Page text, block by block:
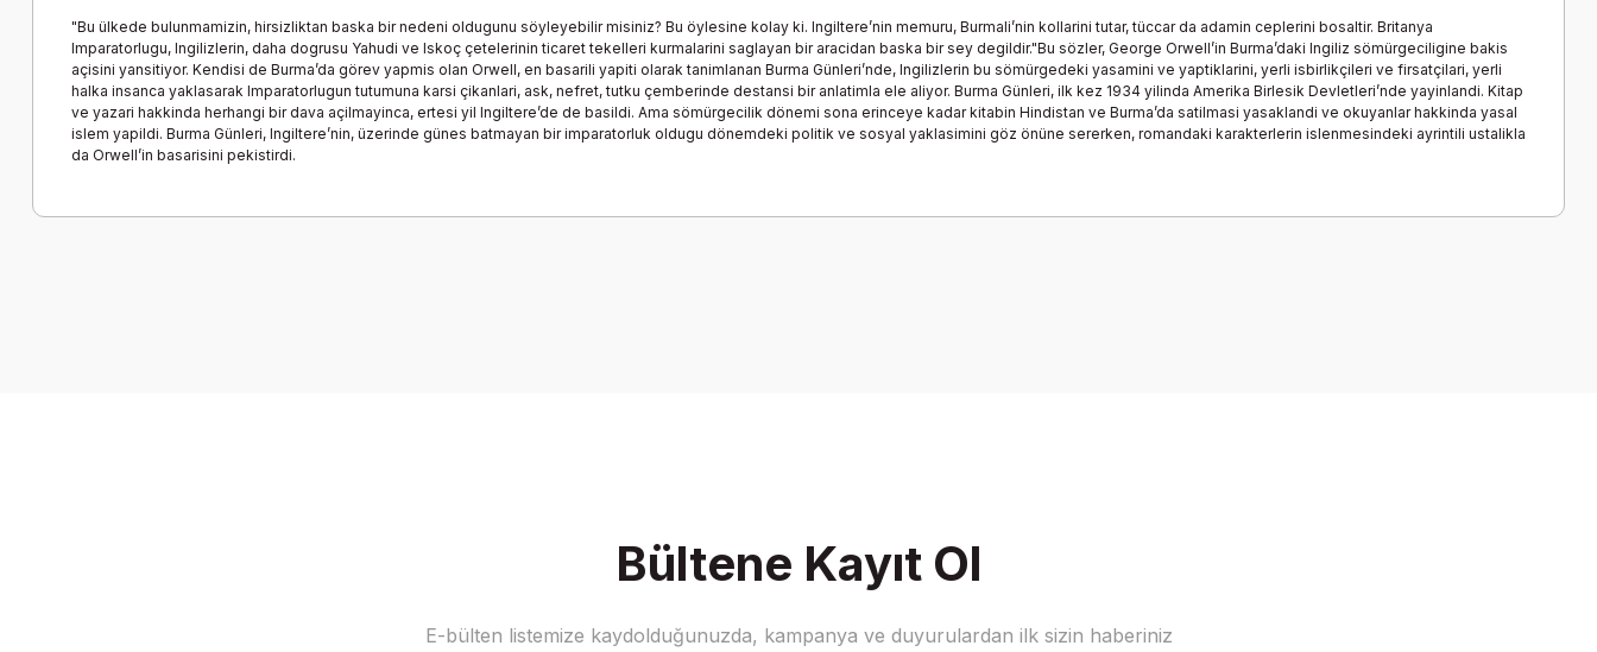
"Bu ülkede bulunmamizin, hirsizliktan baska bir nedeni oldugunu söyleyebilir misiniz? Bu öylesine kolay ki. Ingiltere’nin memuru, Burmali’nin kollarini tutar, tüccar da adamin ceplerini bosaltir. Britanya
Imparatorlugu, Ingilizlerin, daha dogrusu Yahudi ve Iskoç çetelerinin ticaret tekelleri kurmalarini saglayan bir aracidan baska bir sey degildir."Bu sözler, George Orwell’in Burma’daki Ingiliz sömürgeciligine bakis
açisini yansitiyor. Kendisi de Burma’da görev yapmis olan Orwell, en basarili yapiti olarak tanimlanan Burma Günleri’nde, Ingilizlerin bu sömürgedeki yasamini ve yaptiklarini, yerli isbirlikçileri ve firsatçilari, yerli
halka insanca yaklasarak Imparatorlugun tutumuna karsi çikanlari, ask, nefret, tutku çemberinde destansi bir anlatimla ele aliyor. Burma Günleri, ilk kez 1934 yilinda Amerika Birlesik Devletleri’nde yayinlandi. Kitap
ve yazari hakkinda herhangi bir dava açilmayinca, ertesi yil Ingiltere’de de basildi. Ama sömürgecilik dönemi sona erinceye kadar kitabin Hindistan ve Burma’da satilmasi yasaklandi ve okuyanlar hakkinda yasal
islem yapildi. Burma Günleri, Ingiltere’nin, üzerinde günes batmayan bir imparatorluk oldugu dönemdeki politik ve sosyal yaklasimini göz önüne sererken, romandaki karakterlerin islenmesindeki ayrintili ustalikla
da Orwell’in basarisini pekistirdi.
Gönder
Bültene Kayıt Ol
E-bülten listemize kaydolduğunuzda, kampanya ve duyurulardan ilk sizin haberiniz